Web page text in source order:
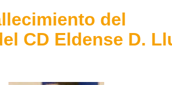
del
CD Eldense D.